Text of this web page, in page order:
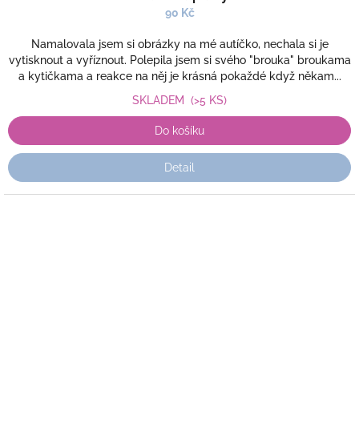
90 Kč
Namalovala jsem si obrázky na mé autíčko, nechala si je
vytisknout a vyříznout. Polepila jsem si svého "brouka" broukama
a kytičkama a reakce na něj je krásná pokaždé když někam...
SKLADEM (>5 KS)
Do košíku
Detail